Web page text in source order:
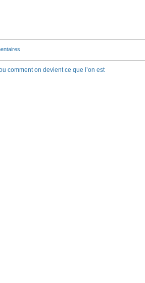
comment on devient ce que l’on est